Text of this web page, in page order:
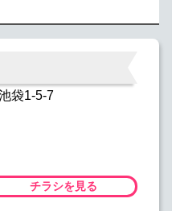
袋1-5-7
チラシを見る